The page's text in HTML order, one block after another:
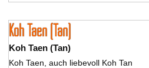
Koh Taen (Tan)
Koh Taen (Tan)
Koh Taen, auch liebevoll Koh Tan